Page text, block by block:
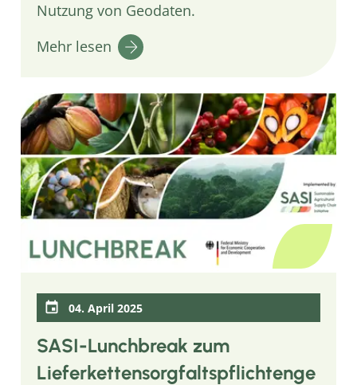
Nutzung von Geodaten.
Mehr lesen
04. April 2025
SASI-Lunchbreak zum
Lieferkettensorgfaltspflichtenge